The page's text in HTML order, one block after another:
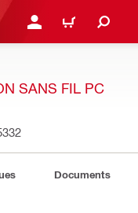
CONNEXION OU
PANIER
SANS FIL PC
Documents